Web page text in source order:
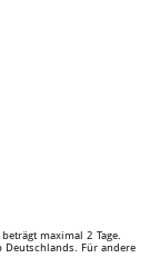
maximal 2 Tage.
Deutschlands. Für andere